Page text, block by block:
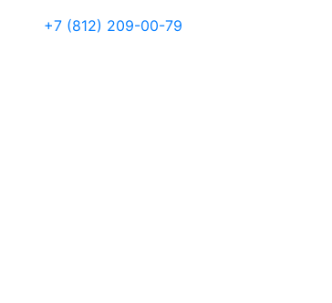
+7 (812) 209-00-79